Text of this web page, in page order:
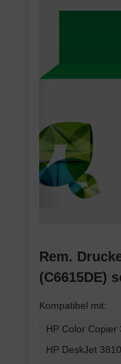
Rem.
(C6615DE)
Kompatibel mit:
HP Color Copier
HP DeskJet 3810